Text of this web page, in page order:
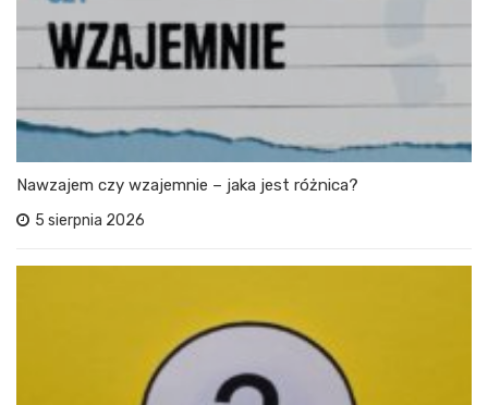
Nawzajem czy wzajemnie – jaka jest różnica?
5 sierpnia 2026